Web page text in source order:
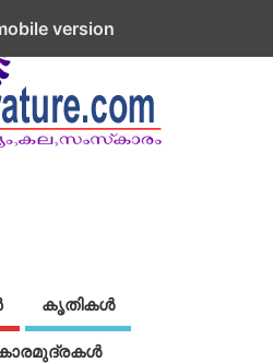
കൃതികൾ
version